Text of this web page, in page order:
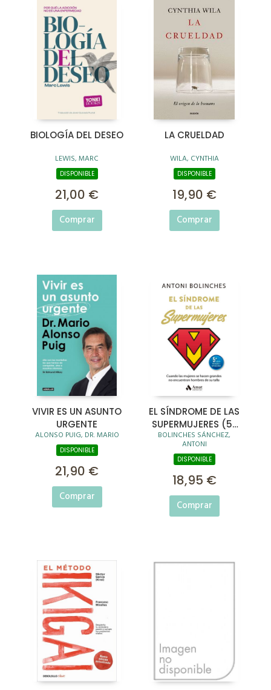
BIOLOGÍA DEL DESEO
LEWIS, MARC
DISPONIBLE
21,00 €
Comprar
LA CRUELDAD
WILA, CYNTHIA
DISPONIBLE
19,90 €
Comprar
VIVIR ES UN ASUNTO
URGENTE
ALONSO PUIG, DR. MARIO
DISPONIBLE
21,90 €
Comprar
EL SÍNDROME DE LAS
SUPERMUJERES (5ª
ED. ACTUALIZADA)
BOLINCHES SÁNCHEZ,
ANTONI
DISPONIBLE
18,95 €
Comprar